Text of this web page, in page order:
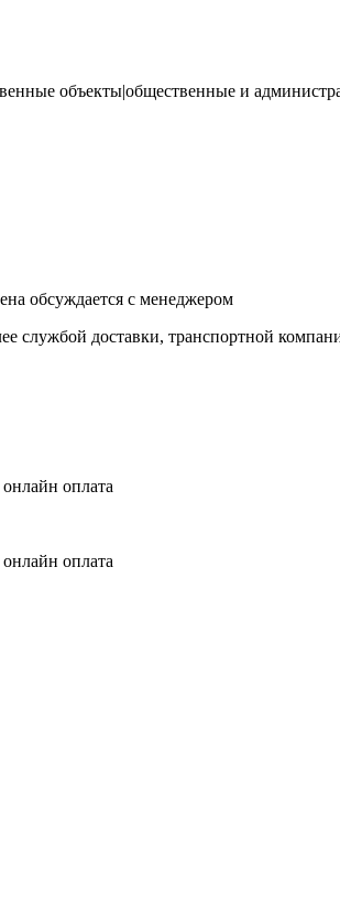
объекты|общественные и
обсуждается с менеджером
службой доставки, транспортной
оплата
оплата